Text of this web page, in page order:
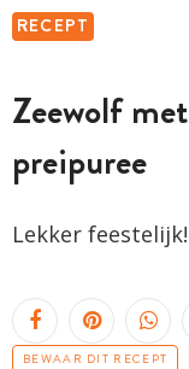
RECEPT
Zeewolf
preipuree
Lekker feestelijk!
BEWAAR DIT RECEPT